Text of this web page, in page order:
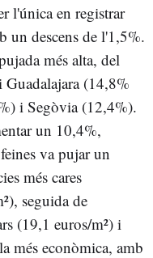
l'única en registrar
un descens de l'1,5%.
més alta, del
(14,8%
i Segòvia (12,4%).
un 10,4%,
va pujar un
més cares
seguida de
(19,1 euros/m²) i
més econòmica, amb